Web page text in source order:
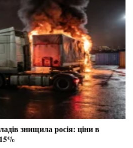
знищила росія: ціни в